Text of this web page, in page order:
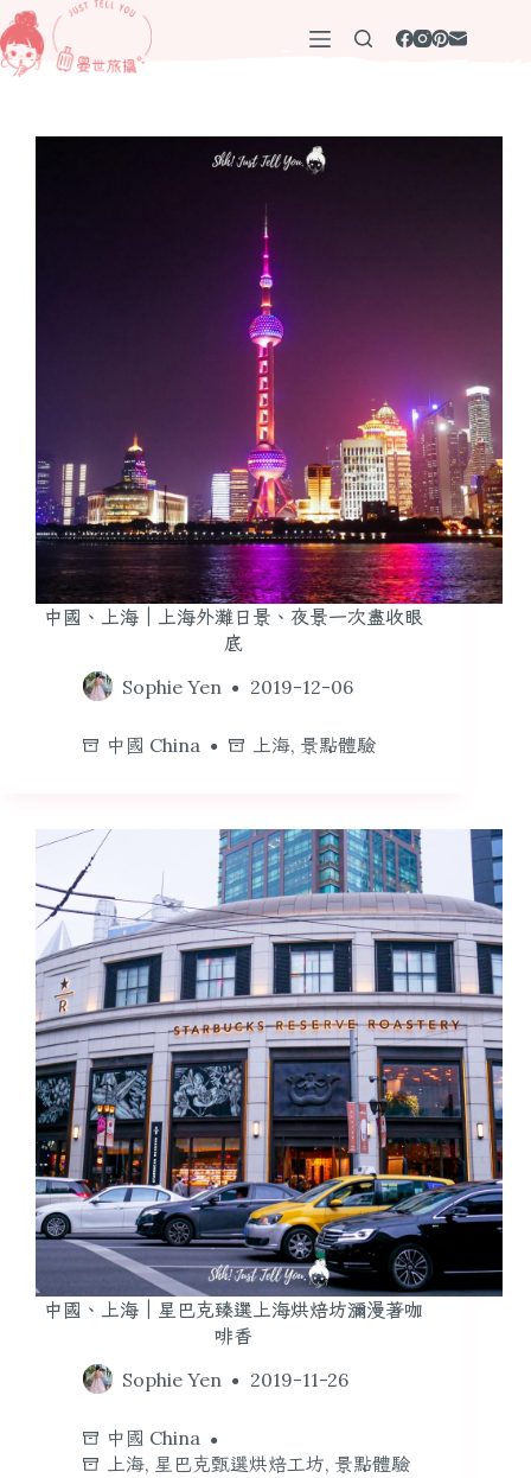
跳
至
主
中國、上海｜上海外灘日景、夜景一次盡收眼
底
Sophie Yen
2019-12-06
中國 China 上海, 景點體驗
中國、上海｜星巴克臻選上海烘焙坊瀰漫著咖
啡香
Sophie Yen
2019-11-26
中國 China
上海, 星巴克甄選烘焙工坊, 景點體驗